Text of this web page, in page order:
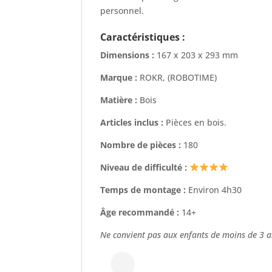
personnel.
Caractéristiques :
Dimensions : 167 x 203 x 293 mm
Marque : ROKR, (ROBOTIME)
Matière : Bois
Articles inclus : Pièces en bois.
Nombre de pièces : 180
Niveau de difficulté :
Temps de montage : Environ 4h30
Âge recommandé : 14+
Ne convient pas aux enfants de moins de 3